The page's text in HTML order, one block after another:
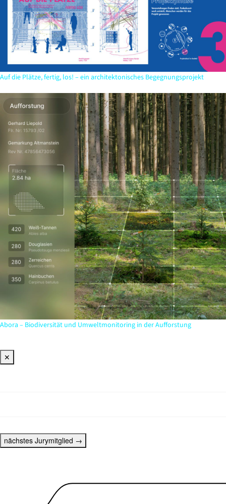
Auf die Plätze, fertig, los! – ein architektonisches Begegnungsprojekt
Abora – Biodiversität und Umweltmonitoring in der Aufforstung
✕
nächstes Jurymitglied →